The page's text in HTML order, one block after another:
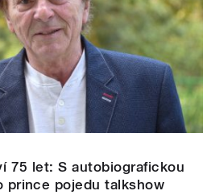
75 let: S autobiografickou
prince pojedu talkshow